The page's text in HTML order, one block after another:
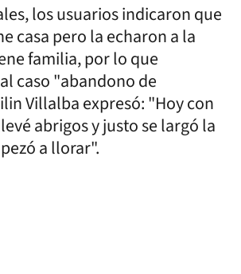
los usuarios indicaron que
casa pero la echaron a la
familia, por lo que
caso "abandono de
Villalba expresó: "Hoy con
abrigos y justo se largó la
a llorar".